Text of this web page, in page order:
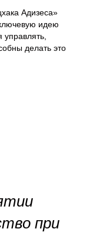
Адизеса»
идею
управлять,
делать это
при